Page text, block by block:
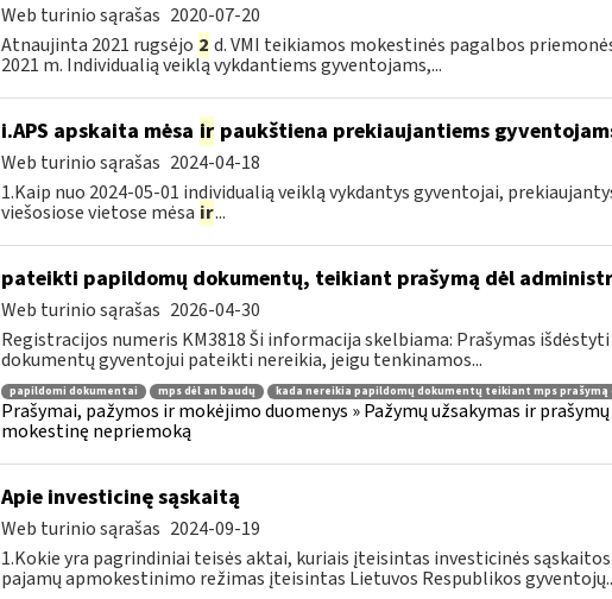
Web turinio sąrašas 2020-07-20
Atnaujinta 2021 rugsėjo 2 d. VMI teikiamos mokestinės pagalbos
2021 m. Individualią veiklą vykdantiems gyventojams,...
i.APS apskaita mėsa irpaukštiena prekiaujantiems
Web turinio sąrašas 2024-04-18
1.Kaip nuo 2024-05-01 individualią veiklą vykdantys gyventojai,
viešosiose vietose mėsa ir...
pateikti papildomų dokumentų, teikiant prašymą dėl
Web turinio sąrašas 2026-04-30
Registracijos numeris KM3818 Ši informacija skelbiama: Prašymas
dokumentų gyventojui pateikti nereikia, jeigu tenkinamos...
papildomi dokumentai mps dėl an baudų kada nereikia papildomų dokumentų teikiant mps prašymą
Prašymai, pažymos ir mokėjimo duomenys » Pažymų užsakymas ir
mokestinę nepriemoką
Apie investicinę sąskaitą
Web turinio sąrašas 2024-09-19
1.Kokie yra pagrindiniai teisės aktai, kuriais įteisintas investicinės
pajamų apmokestinimo režimas įteisintas Lietuvos Respublikos